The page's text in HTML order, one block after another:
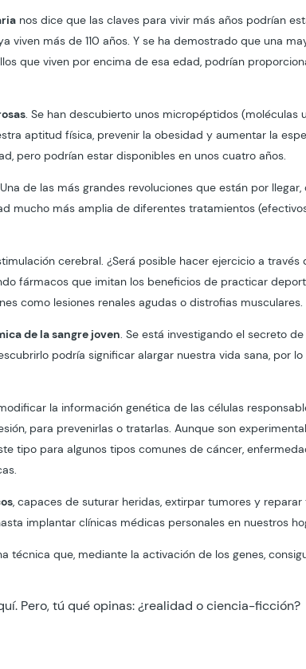
nos dice que las claves para vivir más años podrían
viven más de 110 años. Y se ha demostrado que una
que viven por encima de esa edad, podrían
. Se han descubierto unos micropéptidos (moléculas
aptitud física, prevenir la obesidad y aumentar la
pero podrían estar disponibles en unos cuatro años.
de las más grandes revoluciones que están por llegar,
mucho más amplia de diferentes tratamientos
cerebral. ¿Será posible hacer ejercicio a través
fármacos que imitan los beneficios de practicar
como lesiones renales agudas o distrofias musculares.
de la sangre joven. Se está investigando el secreto
podría significar alargar nuestra vida sana, por lo
la información genética de las células
para prevenirlas o tratarlas. Aunque son
tipo para algunos tipos comunes de cáncer,
, capaces de suturar heridas, extirpar tumores y
implantar clínicas médicas personales en nuestros
técnica que, mediante la activación de los genes,
Pero, tú qué opinas: ¿realidad o ciencia-ficción?